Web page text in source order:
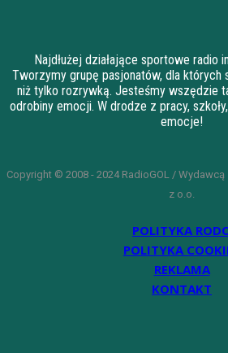
Najdłużej działające sportowe radio
Tworzymy grupę pasjonatów, dla
niż tylko rozrywką. Jesteśmy wszędzie
odrobiny emocji. W drodze z pracy,
emocje!
Copyright © 2008 - 2024 RadioGOL / Wydawcą
z o.o.
POLITYKA
POLITYKA
REKLAMA
KONTAKT